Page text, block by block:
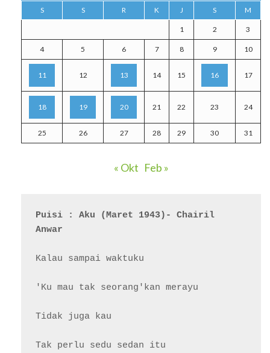
S S R K J S M
1 2 3
4 5 6 7 8 9 10
11 12 13 14 15 16 17
18 19 20 21 22 23 24
25 26 27 28 29 30 31
« Okt Feb »
Puisi : Aku (Maret 1943)- Chairil
Anwar
Kalau sampai waktuku
'Ku mau tak seorang'kan merayu
Tidak juga kau
Tak perlu sedu sedan itu